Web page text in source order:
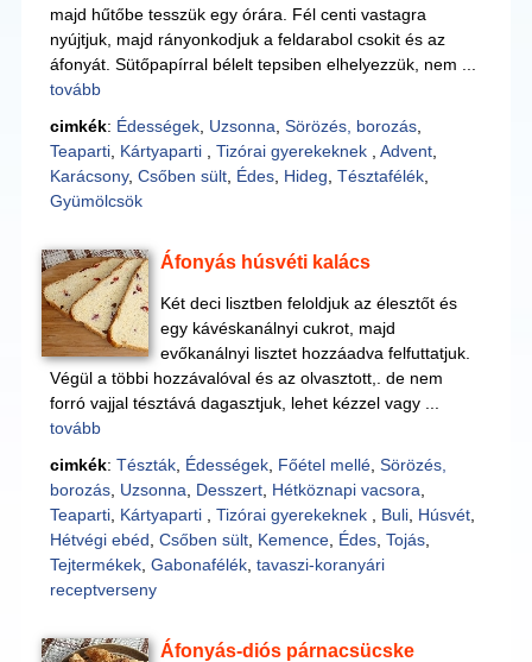
majd hűtőbe tesszük egy órára. Fél centi vastagra
nyújtjuk, majd rányonkodjuk a feldarabol csokit és az
áfonyát. Sütőpapírral bélelt tepsiben elhelyezzük, nem ...
tovább
cimkék: Édességek, Uzsonna Sörözés, borozás,
Teaparti, Kártyaparti Tizórai gyerekeknek Advent,
Karácsony, Csőben sült, Édes, Hideg Tésztafélék,
Gyümölcsök
Áfonyás húsvéti kalács
Két deci lisztben feloldjuk az élesztőt és
egy kávéskanálnyi cukrot, majd
evőkanálnyi lisztet hozzáadva felfuttatjuk.
Végül a többi hozzávalóval és az olvasztott,. de nem
forró vajjal tésztává dagasztjuk, lehet kézzel vagy ...
tovább
cimkék: Tészták, Édességek, Főétel mellé, Sörözés,
borozás, Uzsonna Desszert, Hétköznapi vacsora
Teaparti, Kártyaparti Tizórai gyerekeknek Buli, Húsvét,
Hétvégi ebéd Csőben sült, Kemence, Édes, Tojás,
Tejtermékek, Gabonafélék, tavaszi-koranyári
receptverseny
Áfonyás-diós párnacsücske